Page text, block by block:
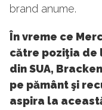
brand anume.
În vreme ce
către poziţia de
din SUA,
pe pământ şi
aspira la